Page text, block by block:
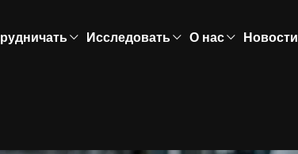
Исследовать О нас Новости